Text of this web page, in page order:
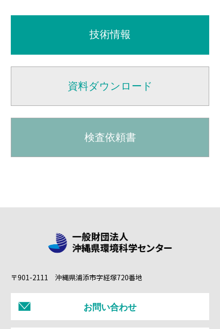
技術情報
資料ダウンロード
検査依頼書
〒901-2111 沖縄県浦添市字経塚720番地
お問い合わせ